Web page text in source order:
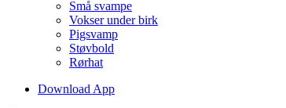
Små svampe
Vokser under birk
Pigsvamp
Støvbold
Rørhat
Download App